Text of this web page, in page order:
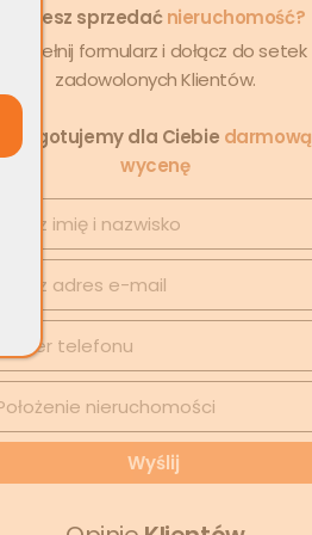
Chcesz sprzedaćnieruchomość?
Wypełnij formularz i dołącz do setek
zadowolonych Klientów.
Przygotujemy dla Ciebie darmową
wycenę